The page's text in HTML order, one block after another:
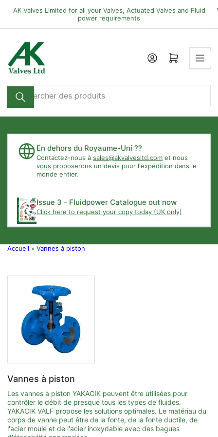
au
contenu
AK Valves Limited for all your Valves, Actuated Valves and Fluid
power requirements
Rechercher
des
produits
Ouvrir le panier
En dehors du Royaume-Uni ??
Contactez-nous à sales@akvalvesltd.com et nous
vous proposerons un devis pour l'expédition dans le
monde entier.
Issue 3 - Fluidpower Catalogue out now
Click here to request your copy today (UK only)
Accueil » Vannes à piston
Vannes à piston
Les vannes à piston YAKACIK peuvent être utilisées pour
contrôler le débit de presque tous les types de fluides.
YAKACIK VALF propose les solutions optimales. Le matériau du
corps de vanne peut être de la fonte, de la fonte ductile, de
l'acier moulé et de l'acier inoxydable avec des bagues